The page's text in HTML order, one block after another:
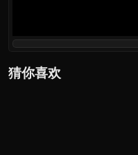
猜你喜欢